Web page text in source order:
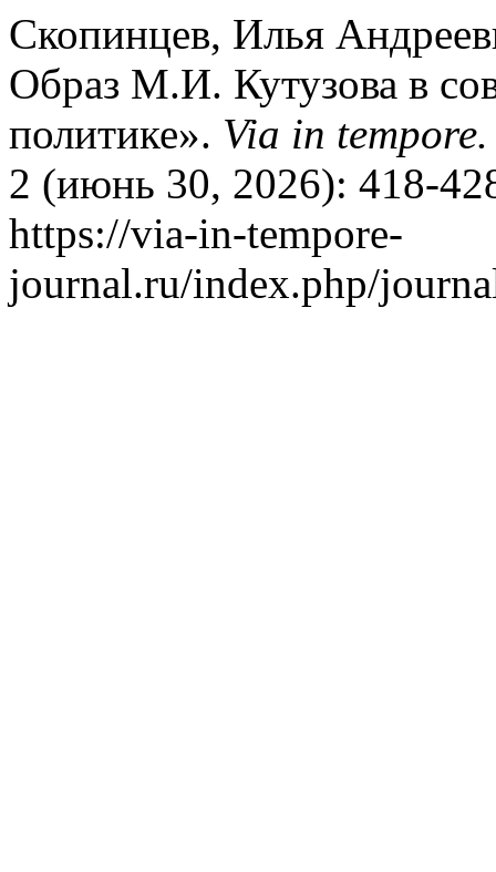
Скопинцев, Илья
Образ М.И. Кутузова в
политике». Via in
2 (июнь 30, 2026): 418-
https://via-in-tempore-
journal.ru/index.php/